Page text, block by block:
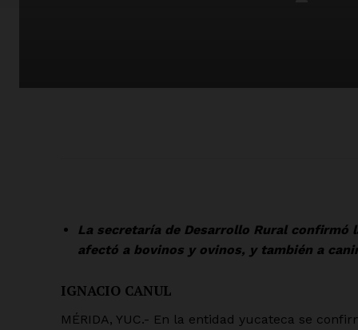
La secretaría de Desarrollo Rural confirmó
afectó a bovinos y ovinos, y también a
IGNACIO CANUL
MÉRIDA, YUC.- En la entidad yucateca se